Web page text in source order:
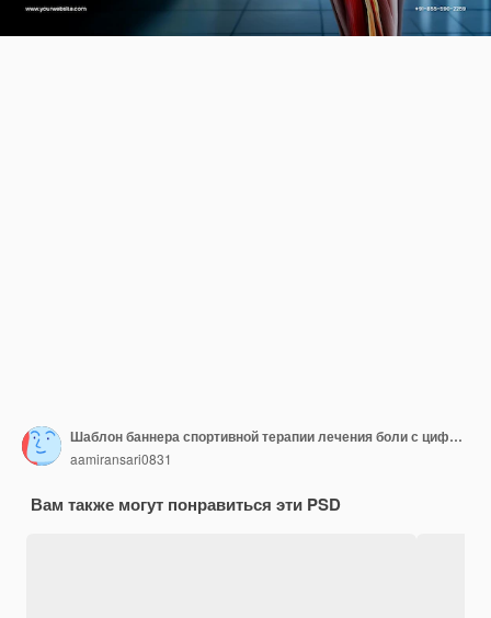
Шаблон баннера спортивной терапии лечения боли с цифровой иллюстрацией боли в коленях с выделенными мышцами суставов на простом фоне
aamiransari0831
Вам также могут понравиться эти PSD